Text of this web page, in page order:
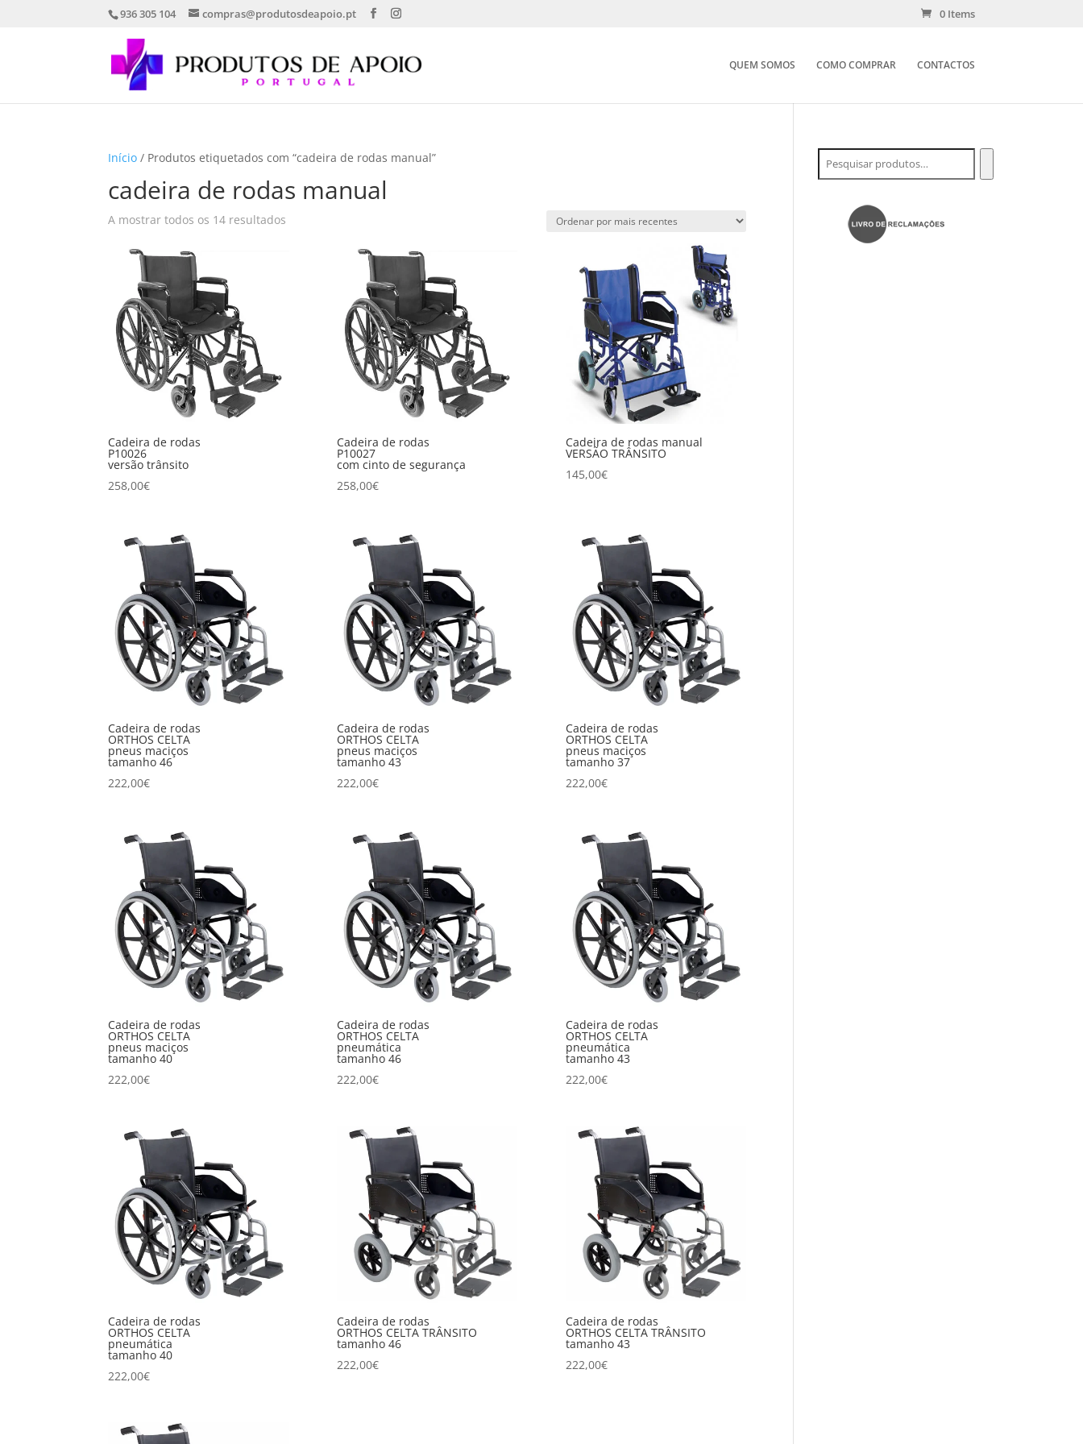
936 305 104 compras@produtosdeapoio.pt 0 Items
QUEM SOMOS COMO COMPRAR CONTACTOS
Início / Produtos etiquetados com “cadeira de rodas manual”
cadeira de rodas manual
A mostrar todos os 14 resultados
Cadeira de rodas
P10026
versão trânsito
258,00€
Cadeira de rodas
P10027
com cinto de segurança
258,00€
Cadeira de rodas manual
VERSÃO TRÂNSITO
145,00€
Cadeira de rodas
ORTHOS CELTA
pneus maciços
tamanho 46
222,00€
Cadeira de rodas
ORTHOS CELTA
pneus maciços
tamanho 43
222,00€
Cadeira de rodas
ORTHOS CELTA
pneus maciços
tamanho 37
222,00€
Cadeira de rodas
ORTHOS CELTA
pneus maciços
tamanho 40
222,00€
Cadeira de rodas
ORTHOS CELTA
pneumática
tamanho 46
222,00€
Cadeira de rodas
ORTHOS CELTA
pneumática
tamanho 43
222,00€
Cadeira de rodas
ORTHOS CELTA
pneumática
tamanho 40
222,00€
Cadeira de rodas
ORTHOS CELTA TRÂNSITO
tamanho 46
222,00€
Cadeira de rodas
ORTHOS CELTA TRÂNSITO
tamanho 43
222,00€